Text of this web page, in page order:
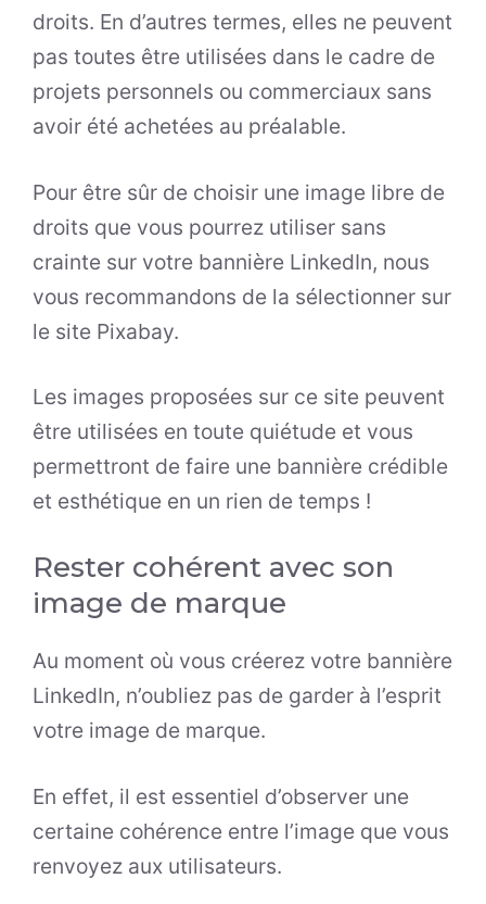
droits. En d’autres termes, elles ne peuvent
pas toutes être utilisées dans le cadre de
projets personnels ou commerciaux sans
avoir été achetées au préalable.
Pour être sûr de choisir une image libre de
droits que vous pourrez utiliser sans
crainte sur votre bannière LinkedIn, nous
vous recommandons de la sélectionner sur
le site Pixabay.
Les images proposées sur ce site peuvent
être utilisées en toute quiétude et vous
permettront de faire une bannière crédible
et esthétique en un rien de temps !
Rester cohérent avec son
image de marque
Au moment où vous créerez votre bannière
LinkedIn, n’oubliez pas de garder à l’esprit
votre image de marque.
En effet, il est essentiel d’observer une
certaine cohérence entre l’image que vous
renvoyez aux utilisateurs.